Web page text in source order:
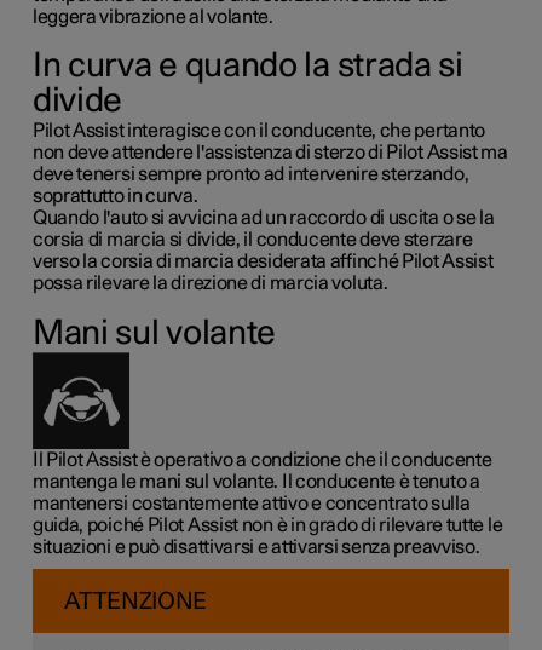
leggera vibrazione al volante.
In curva e quando la strada si
divide
Pilot Assist interagisce con il conducente, che pertanto
non deve attendere l'assistenza di sterzo di Pilot Assist ma
deve tenersi sempre pronto ad intervenire sterzando,
soprattutto in curva.
Quando l'auto si avvicina ad un raccordo di uscita o se la
corsia di marcia si divide, il conducente deve sterzare
verso la corsia di marcia desiderata affinché Pilot Assist
possa rilevare la direzione di marcia voluta.
Mani sul volante
Il Pilot Assist è operativo a condizione che il conducente
mantenga le mani sul volante. Il conducente è tenuto a
mantenersi costantemente attivo e concentrato sulla
guida, poiché Pilot Assist non è in grado di rilevare tutte le
situazioni e può disattivarsi e attivarsi senza preavviso.
ATTENZIONE